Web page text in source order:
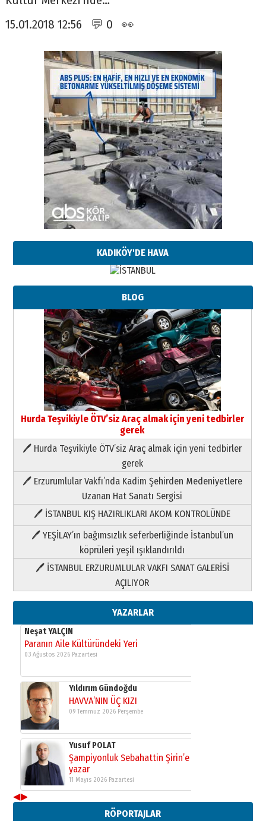
15.01.2018 12:56 💬 0 👀
KADIKÖY'DE HAVA
BLOG
Hurda Teşvikiyle ÖTV’siz Araç almak için yeni tedbirler
gerek
🖊 Hurda Teşvikiyle ÖTV’siz Araç almak için yeni tedbirler
gerek
🖊 Erzurumlular Vakfı’nda Kadim Şehirden Medeniyetlere
Uzanan Hat Sanatı Sergisi
🖊 İSTANBUL KIŞ HAZIRLIKLARI AKOM KONTROLÜNDE
🖊 YEŞİLAY’ın bağımsızlık seferberliğinde İstanbul’un
köprüleri yeşil ışıklandırıldı
🖊 İSTANBUL ERZURUMLULAR VAKFI SANAT GALERİSİ
AÇILIYOR
YAZARLAR
Paranın Aile Kültüründeki Yeri
03 Ağustos 2026 Pazartesi
Yıldırım Gündoğdu
HAVVA’NIN ÜÇ KIZI
09 Temmuz 2026 Perşembe
Yusuf POLAT
Şampiyonluk Sebahattin Şirin’e
11 Mayıs 2026 Pazartesi
Neşat YALÇIN
Paranın Aile Kültüründeki Yeri
03 Ağustos 2026 Pazartesi
Yıldırım Gündoğdu
HAVVA’NIN ÜÇ KIZI
09 Temmuz 2026 Perşembe
Yusuf POLAT
Şampiyonluk Sebahattin Şirin’e
yazar
11 Mayıs 2026 Pazartesi
Neşat YALÇIN
Paranın Aile Kültüründeki Yeri
◀▶
RÖPORTAJLAR